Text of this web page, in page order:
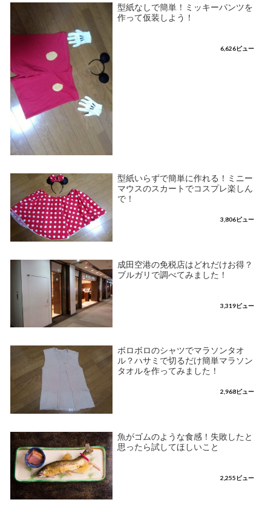
型紙なしで簡単！ミッキーパンツを
作って仮装しよう！
6,626ビュー
型紙いらずで簡単に作れる！ミニー
マウスのスカートでコスプレ楽しん
で！
3,806ビュー
成田空港の免税店はどれだけお得？
ブルガリで調べてみました！
3,319ビュー
ボロボロのシャツでマラソンタオ
ル？ハサミで切るだけ簡単マラソン
タオルを作ってみました！
2,968ビュー
魚がゴムのような食感！失敗したと
思ったら試してほしいこと
2,255ビュー